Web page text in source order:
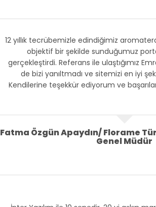
12 yıllık tecrübemizle edindiğimiz
objektif bir şekilde sunduğumuz
gerçekleştirdi. Referans ile ulaştığımız
de bizi yanıltmadı ve sitemizi en iyi
Kendilerine teşekkür ediyorum ve
Fatma Özgün Apaydın/ Florame
Genel Müdür